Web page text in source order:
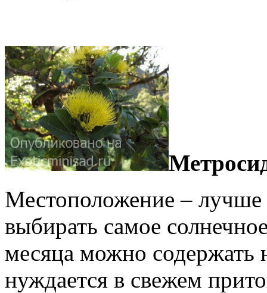
Местоположение – лучше
выбирать самое
месяца можно содержать
нуждается в свежем